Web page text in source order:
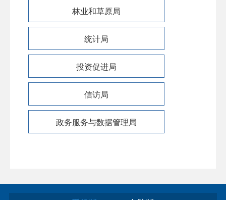
林业和草原局
统计局
投资促进局
信访局
政务服务与数据管理局